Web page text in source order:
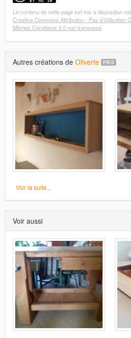
Le contenu de cette page est mis à disposition
Creative Commons Attribution - Pas d’Utilisation
Mêmes Conditions 3.0 non transposé
Autres créations de Oliverte
Voir la suite...
Voir aussi